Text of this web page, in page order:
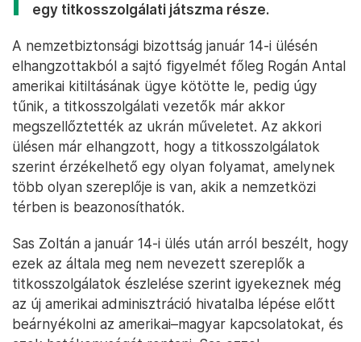
egy titkosszolgálati játszma része.
A nemzetbiztonsági bizottság január 14-i ülésén
elhangzottakból a sajtó figyelmét főleg Rogán Antal
amerikai kitiltásának ügye kötötte le, pedig úgy
tűnik, a titkosszolgálati vezetők már akkor
megszellőztették az ukrán műveletet. Az akkori
ülésen már elhangzott, hogy a titkosszolgálatok
szerint érzékelhető egy olyan folyamat, amelynek
több olyan szereplője is van, akik a nemzetközi
térben is beazonosíthatók.
Sas Zoltán a január 14-i ülés után arról beszélt, hogy
ezek az általa meg nem nevezett szereplők a
titkosszolgálatok észlelése szerint igyekeznek még
az új amerikai adminisztráció hivatalba lépése előtt
beárnyékolni az amerikai–magyar kapcsolatokat, és